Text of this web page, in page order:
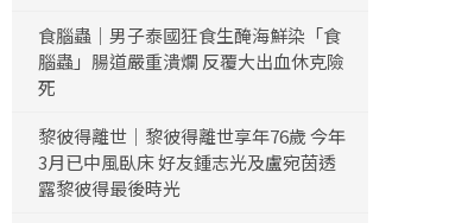
食腦蟲｜男子泰國狂食生醃海鮮染「食
腦蟲」腸道嚴重潰爛 反覆大出血休克險
死
黎彼得離世｜黎彼得離世享年76歲 今年
3月已中風臥床 好友鍾志光及盧宛茵透
露黎彼得最後時光